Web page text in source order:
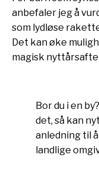
anbefaler jeg å
som lydløse
Det kan øke
magisk
Bor du i en
det, så kan
anledning til
landlige